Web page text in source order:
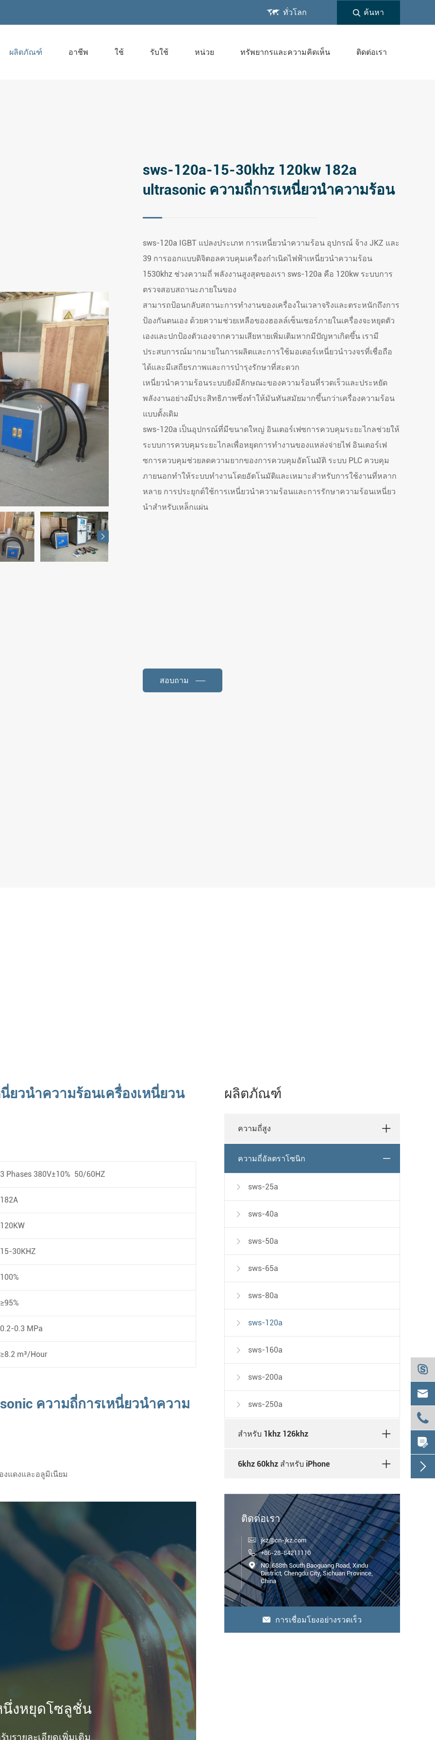
 ทั่วโลก ค้นหา
ผลิตภัณฑ์ อาชีพ ใช้ รับใช้ หน่วย ทรัพยากรและความคิดเห็น ติดต่อเรา

sws-120a-15-30khz 120kw 182a
ultrasonic ความถี่การเหนี่ยวนำความร้อน
sws-120a IGBT แปลงประเภท การเหนี่ยวนำความร้อน อุปกรณ์ จ้าง JKZ และ
39 การออกแบบดิจิตอลควบคุมเครื่องกำเนิดไฟฟ้าเหนี่ยวนำความร้อน
1530khz ช่วงความถี่ พลังงานสูงสุดของเรา sws-120a คือ 120kw ระบบการ
ตรวจสอบสถานะภายในของ
สามารถป้อนกลับสถานะการทำงานของเครื่องในเวลาจริงและตระหนักถึงการ
ป้องกันตนเอง ด้วยความช่วยเหลือของฮอลล์เซ็นเซอร์ภายในเครื่องจะหยุดตัว
เองและปกป้องตัวเองจากความเสียหายเพิ่มเติมหากมีปัญหาเกิดขึ้น เรามี
ประสบการณ์มากมายในการผลิตและการใช้มอเตอร์เหนี่ยวนำวงจรที่เชื่อถือ
ได้และมีเสถียรภาพและการบำรุงรักษาที่สะดวก
เหนี่ยวนำความร้อนระบบยังมีลักษณะของความร้อนที่รวดเร็วและประหยัด
พลังงานอย่างมีประสิทธิภาพซึ่งทำให้มันทันสมัยมากขึ้นกว่าเครื่องความร้อน
แบบดั้งเดิม
sws-120a เป็นอุปกรณ์ที่มีขนาดใหญ่ อินเตอร์เฟซการควบคุมระยะไกลช่วยให้
ระบบการควบคุมระยะไกลเพื่อหยุดการทำงานของแหล่งจ่ายไฟ อินเตอร์เฟ
ซการควบคุมช่วยลดความยากของการควบคุมอัตโนมัติ ระบบ PLC ควบคุม
ภายนอกทำให้ระบบทำงานโดยอัตโนมัติและเหมาะสำหรับการใช้งานที่หลาก
หลาย การประยุกต์ใช้การเหนี่ยวนำความร้อนและการรักษาความร้อนเหนี่ยว
นำสำหรับเหล็กแผ่น
สอบถาม
ยวนำความร้อนเครื่องเหนี่ยวน
3 Phases 380V±10% 50/60HZ
182A
120KW
15-30KHZ
100%
≥95%
0.2-0.3 MPa
≥8.2 m³/Hour
ความถี่การเหนี่ยวนำความ
แดงและอลูมิเนียม
งหยุดโซลูชั่น
รายละเอียดเพิ่มเติม.
ผลิตภัณฑ์
ความถี่สูง
ความถี่อัลตราโซนิก
 sws-25a
 sws-40a
 sws-50a
 sws-65a
 sws-80a
 sws-120a
 sws-160a
 sws-200a
 sws-250a
สำหรับ 1khz 126khz
6khz 60khz สำหรับ iPhone
ติดต่อเรา
 jkz@cn-jkz.com
 +86-28-84211110

NO. 688th South Baoguang Road, Xindu
District, Chengdu City, Sichuan Province,
China
 การเชื่อมโยงอย่างรวดเร็ว




